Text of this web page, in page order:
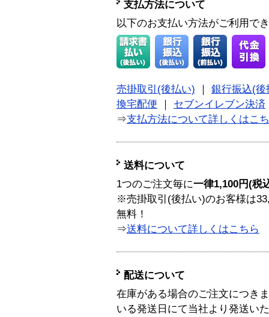
支払方法について
以下のお支払い方法がご利用で
売掛取引(後払い) ｜ 銀行振込(後
換宅配便 ｜ セブンイレブン決済
⇒支払方法について詳しくはこ
送料について
1つのご注文毎に一律1,100円(税
※売掛取引(後払い)のお客様は
無料！
⇒送料について詳しくはこちら
配送について
在庫がある場合のご注文につき
いる発送日にて当社より発送い